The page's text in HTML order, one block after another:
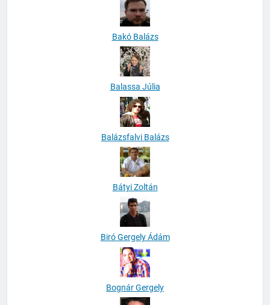
Bakó Balázs
Balassa Júlia
Balázsfalvi Balázs
Bátyi Zoltán
Biró Gergely Ádám
Bognár Gergely